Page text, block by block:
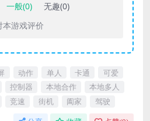
一般(0) 无趣(0)
本游戏评价
动作 单人 卡通
可爱
控制器 本地合作
本地多人
竞速 街机 阖家 驾驶